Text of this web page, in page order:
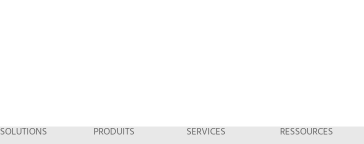
SOLUTIONS PRODUITS SERVICES RESSOURCES